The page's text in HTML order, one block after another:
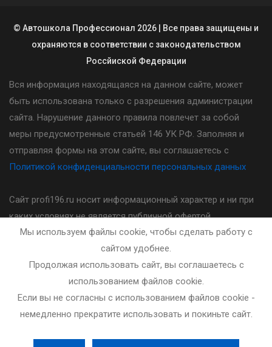
© Автошкола Профессионал 2026 | Все права защищены и
охраняются в соответствии с законодательством
Россйиской Федерации
Вся информация находящаяся на данном сайте, может
быть использована только с разрешения администрации
сайта. Нарушение данного правила повлечет за собой
меры предусмотренные статьей 146 УК РФ. Заполняя и
отправляя формы на этом сайте, вы соглашаетесь с
Политикой конфиденциальности персональных данных
Сайт profi196.ru носит информационный характер и ни при
каких условиях не является публичной офертой,
определяемой положениями статьи 437(2) Гражданского
кодекса Российской Федерации. Стоимость, порядок и
другие условия предоставления услуг указанных на сайте
необходимо уточнять у администратора автошколы.
Разработка и сопровождение сайта - bleaksoft.ru
Мы используем файлы cookie, чтобы сделать работу с
сайтом удобнее.
Продолжая использовать сайт, вы соглашаетесь с
использованием файлов cookie.
Если вы не согласны с использованием файлов cookie -
немедленно прекратите использовать и покиньте сайт.